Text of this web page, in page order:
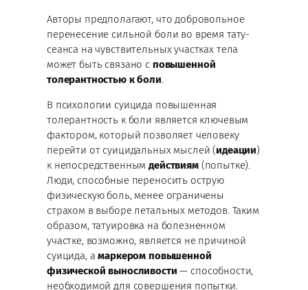
Авторы предполагают, что добровольное
перенесение сильной боли во время тату-
сеанса на чувствительных участках тела
может быть связано с повышенной
толерантностью к боли.
В психологии суицида повышенная
толерантность к боли является ключевым
фактором, который позволяет человеку
перейти от суицидальных мыслей (идеации)
к непосредственнымдействиям(попытке).
Люди, способные переносить острую
физическую боль, менее ограничены
страхом в выборе летальных методов. Таким
образом, татуировка на болезненном
участке, возможно, является не причиной
суицида, амаркером повышенной
физической выносливости — способности,
необходимой для совершения попытки.